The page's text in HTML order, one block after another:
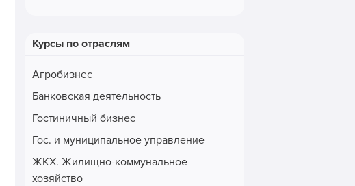
Курсы по отраслям
Агробизнес
Банковская деятельность
Гостиничный бизнес
Гос. и муниципальное управление
ЖКХ. Жилищно-коммунальное
хозяйство